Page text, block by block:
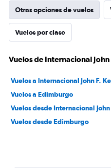
Otras opciones de vuelos
Vuelos por clase
Vuelos de Internacional
Vuelos a Internacional John F.
Vuelos a Edimburgo
Vuelos desde Internacional
Vuelos desde Edimburgo